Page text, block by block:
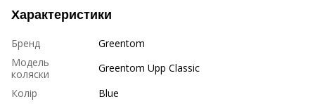
Характеристики
Бренд
Greentom
Модель
коляски
Greentom Upp Classic
Колір
Blue